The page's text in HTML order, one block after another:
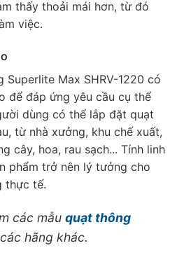
thấy thoải mái hơn, từ đó
việc.
Superlite Max SHRV-1220 có
để đáp ứng yêu cầu cụ thể
dùng có thể lắp đặt quạt
từ nhà xưởng, khu chế xuất,
cây, hoa, rau sạch... Tính linh
phẩm trở nên lý tưởng cho
thực tế.
các mẫu quạt thông
hãng khác.